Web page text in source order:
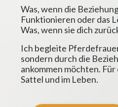
Was, wenn die
Funktionieren oder das
Was, wenn sie dich
Ich begleite
sondern durch die
ankommen möchten.
Sattel und im Leben.